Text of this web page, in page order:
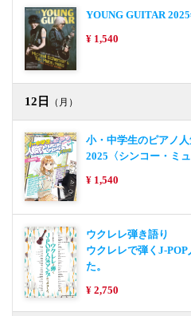
YOUNG GUITAR
¥ 1,540
12日 （月）
小・中学生のピアノ
2025〈シンコー・ミ
¥ 1,540
ウクレレ弾き語り
ウクレレで弾くJ-
た。
¥ 2,750